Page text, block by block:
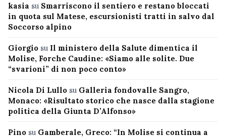
kasia su Smarriscono il sentiero e restano bloccati
in quota sul Matese, escursionisti tratti in salvo dal
Soccorso alpino
Giorgio su Il ministero della Salute dimentica il
Molise, Forche Caudine: «Siamo alle solite. Due
“svarioni” di non poco conto»
Nicola Di Lullo su Galleria fondovalle Sangro,
Monaco: «Risultato storico che nasce dalla stagione
politica della Giunta D’Alfonso»
Pino su Gamberale, Greco: “In Molise si continua a